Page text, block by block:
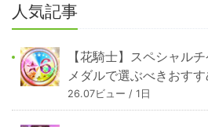
人気記事
【花騎士】スペシャル
メダルで選ぶべきおすす
26.07ビュー / 1日